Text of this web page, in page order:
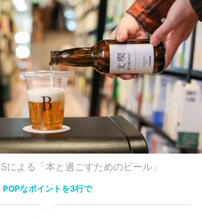
による「本と過ごすためのビール」
POPなポイントを3行で